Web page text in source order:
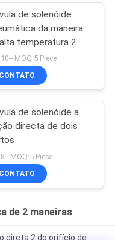
de solenóide
da maneira
temperatura 2
MOQ:5 Piece
CONTATO
de solenóide a
directa de dois
MOQ:5 Piece
CONTATO
de 2 maneiras
direta 2 do orifício de